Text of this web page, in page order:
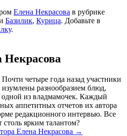
Елена Некрасова в рубрике
Базилик, Курица. Добавьте в
.
Некрасова
четыре года назад участники
разнообразием блюд,
из владмамочек. Каждый
аппетитных отчетов их автора
редакционного интервью. Все
столь ярким талантом?
Елена Некрасова →